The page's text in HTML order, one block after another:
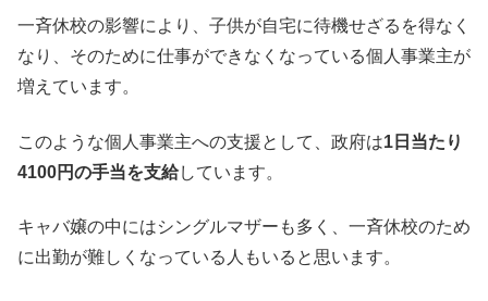
一斉休校の影響により、子供が自宅に待機せざるを得なく
なり、そのために仕事ができなくなっている個人事業主が
増えています。
このような個人事業主への支援として、政府は1日当たり
4100円の手当を支給しています。
キャバ嬢の中にはシングルマザーも多く、一斉休校のため
に出勤が難しくなっている人もいると思います。